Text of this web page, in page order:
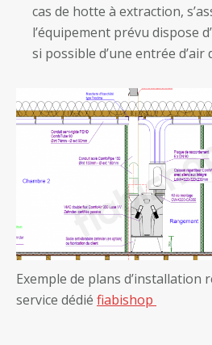
cas de hotte à extraction,
l’équipement prévu dispose
si possible d’une entrée
Exemple de plans d’installation
service dédié fiabishop